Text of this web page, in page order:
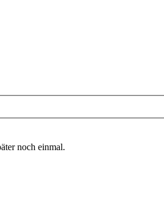
noch einmal.